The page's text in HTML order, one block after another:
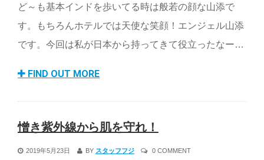
ど～も基本インドを歩いてる時は般若の顔な山添で
す。もちろんホテルでは天使な笑顔！エンジェル山添
です。今回は私が日本から持ってきて役立ったなー…
FIND OUT MORE
憎き紫外線から肌を守れ！
2019年5月23日 BY スタッフフジ 0 COMMENT